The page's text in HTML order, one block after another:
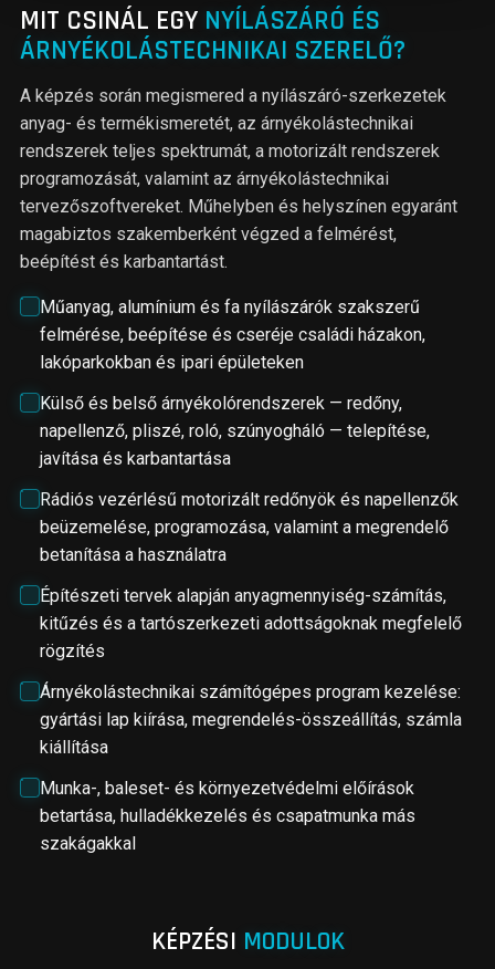
MIT CSINÁL EGY NYÍLÁSZÁRÓ ÉS
ÁRNYÉKOLÁSTECHNIKAI SZERELŐ?
A képzés során megismered a nyílászáró-szerkezetek
anyag- és termékismeretét, az árnyékolástechnikai
rendszerek teljes spektrumát, a motorizált rendszerek
programozását, valamint az árnyékolástechnikai
tervezőszoftvereket. Műhelyben és helyszínen egyaránt
magabiztos szakemberként végzed a felmérést,
beépítést és karbantartást.
Műanyag, alumínium és fa nyílászárók szakszerű
felmérése, beépítése és cseréje családi házakon,
lakóparkokban és ipari épületeken
Külső és belső árnyékolórendszerek — redőny,
napellenző, pliszé, roló, szúnyogháló — telepítése,
javítása és karbantartása
Rádiós vezérlésű motorizált redőnyök és napellenzők
beüzemelése, programozása, valamint a megrendelő
betanítása a használatra
Építészeti tervek alapján anyagmennyiség-számítás,
kitűzés és a tartószerkezeti adottságoknak megfelelő
rögzítés
Árnyékolástechnikai számítógépes program kezelése:
gyártási lap kiírása, megrendelés-összeállítás, számla
kiállítása
Munka-, baleset- és környezetvédelmi előírások
betartása, hulladékkezelés és csapatmunka más
szakágakkal
KÉPZÉSI MODULOK